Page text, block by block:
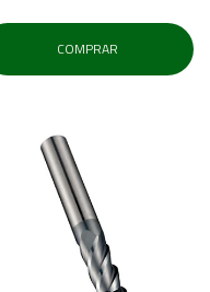
COMPRAR